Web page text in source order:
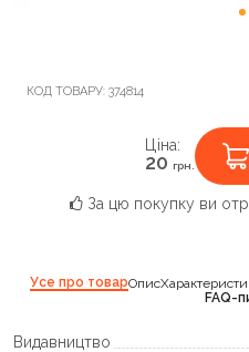
КОД ТОВАРУ: 374814
Ціна:
20 грн.
За цю покупку ви
Усе про товарОпис
FAQ-
Видавництво